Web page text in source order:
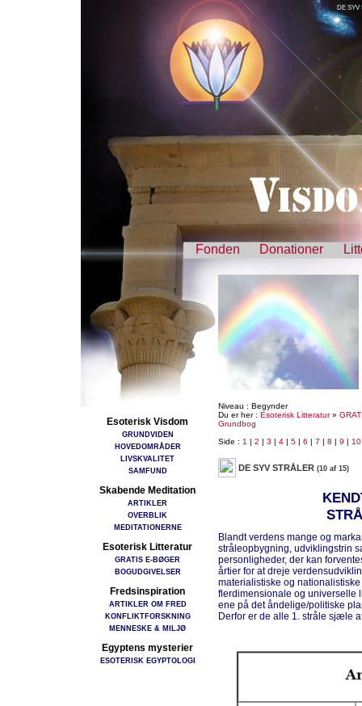
DE SYV
Fonden Donationer
Esoterisk Visdom
GRUNDVIDEN
HOVEDOMRÅDER
LIVSKVALITET
SAMFUND
Skabende Meditation
ARTIKLER
OVERBLIK
MEDITATIONERNE
Esoterisk Litteratur
GRATIS E-BØGER
BOGUDGIVELSER
Fredsinspiration
ARTIKLER OM FRED
KONFLIKTFORSKNING
MENNESKE & MILJØ
Egyptens mysterier
ESOTERISK EGYPTOLOGI
Niveau : Begynder
Du er her : Esoterisk Litteratur»
Grundbog
Side : 1 | 2 | 3 | 4 | 5 | 6 | 7 | 8 | 9 | 10
DE SYV STRÅLER (10 af 15)
Blandt verdens mange og
stråleopbygning, udviklingstrin
personligheder, der kan
årtier for at dreje
materialistiske og
flerdimensionale og universelle
ene på det åndelige/politiske
Derfor er de alle 1. stråle sjæle